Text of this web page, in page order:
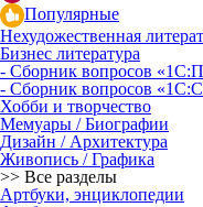
Популярные
Нехудожественная
Бизнес литература
- Сборник вопросов
- Сборник вопросов
Хобби и творчество
Мемуары / Биографии
Дизайн / Архитектура
Живопись / Графика
>> Все разделы
Артбуки, энциклопедии